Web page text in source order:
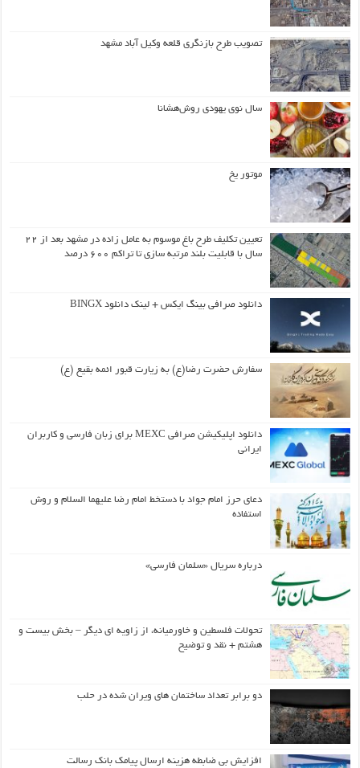
تصویب طرح بازنگری قلعه وکیل آباد مشهد
سال نوی یهودی روش‌هشانا
موتور یخ
تعیین تکلیف طرح باغ موسوم به عامل زاده در مشهد بعد از ۲۲
سال با قابلیت بلند مرتبه سازی تا تراکم ۶۰۰ درصد
دانلود صرافی بینگ ایکس + لینک دانلود BINGX
سفارش حضرت رضا(ع) به زیارت قبور ائمه بقیع (ع)
دانلود اپلیکیشن صرافی MEXC برای زبان فارسی و کاربران
ایرانی
دعای حرز امام جواد با دستخط امام رضا علیهما السلام و روش
استفاده
درباره سریال «سلمان فارسی»
تحولات فلسطین و خاورمیانه، از زاویه ای دیگر – بخش بیست و
هشتم + نقد و توضیح
دو برابر تعداد ساختمان های ویران شده در حلب
افزایش بی ضابطه هزینه ارسال پیامک بانک رسالت